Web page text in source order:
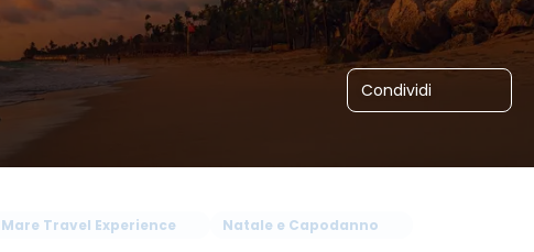
Condividi
Mare Travel Experience Natale e Capodanno